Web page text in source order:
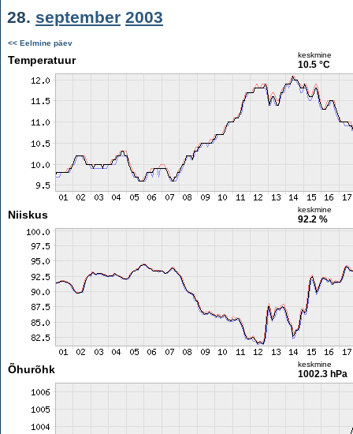
28. september 2003
<< Eelmine päev
Temperatuur keskmine
10.5 °C
Niiskus keskmine
92.2 %
Õhurõhk keskmine
1002.3 hPa